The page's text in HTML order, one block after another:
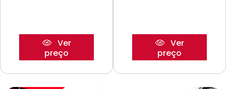
Ver
preço
Ver
preço